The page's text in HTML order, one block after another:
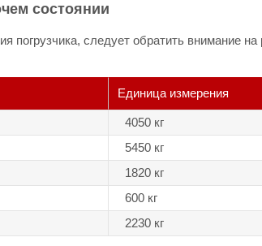
состоянии
погрузчика, следует обратить внимание
Единица измерения
4050 кг
5450 кг
1820 кг
600 кг
2230 кг